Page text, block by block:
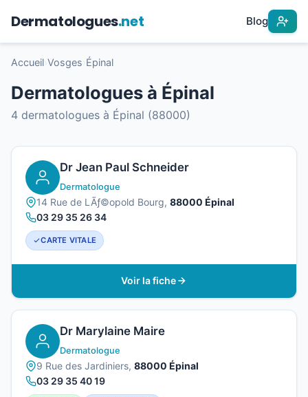
Dermatologues.net Blog
Accueil Vosges Épinal
Dermatologues à Épinal
4 dermatologues à Épinal (88000)
Dr Jean Paul Schneider
Dermatologue
14 Rue de LÃƒ©opold Bourg, 88000 Épinal
03 29 35 26 34
CARTE VITALE
Voir la fiche
Dr Marylaine Maire
Dermatologue
9 Rue des Jardiniers, 88000 Épinal
03 29 35 40 19